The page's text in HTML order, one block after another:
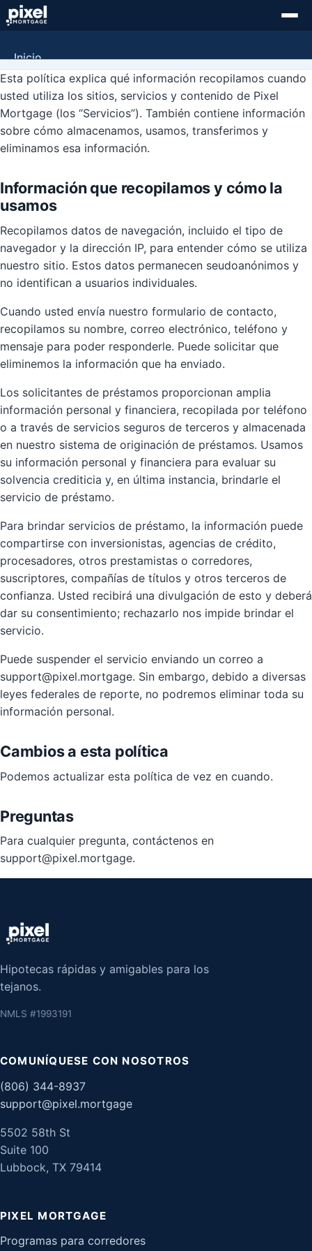
Inicio
Programas para corredores
Programas para agentes
Contacto
Esta política explica qué información recopilamos cuando
usted utiliza los sitios, servicios y contenido de Pixel
Mortgage (los “Servicios”). También contiene información
sobre cómo almacenamos, usamos, transferimos y
eliminamos esa información.
Información que recopilamos y cómo la
usamos
Recopilamos datos de navegación, incluido el tipo de
navegador y la dirección IP, para entender cómo se utiliza
nuestro sitio. Estos datos permanecen seudoanónimos y
no identifican a usuarios individuales.
Cuando usted envía nuestro formulario de contacto,
recopilamos su nombre, correo electrónico, teléfono y
mensaje para poder responderle. Puede solicitar que
eliminemos la información que ha enviado.
Los solicitantes de préstamos proporcionan amplia
información personal y financiera, recopilada por teléfono
o a través de servicios seguros de terceros y almacenada
en nuestro sistema de originación de préstamos. Usamos
su información personal y financiera para evaluar su
solvencia crediticia y, en última instancia, brindarle el
servicio de préstamo.
Para brindar servicios de préstamo, la información puede
compartirse con inversionistas, agencias de crédito,
procesadores, otros prestamistas o corredores,
suscriptores, compañías de títulos y otros terceros de
confianza. Usted recibirá una divulgación de esto y deberá
dar su consentimiento; rechazarlo nos impide brindar el
servicio.
Puede suspender el servicio enviando un correo a
support@pixel.mortgage. Sin embargo, debido a diversas
leyes federales de reporte, no podremos eliminar toda su
información personal.
Cambios a esta política
Podemos actualizar esta política de vez en cuando.
Preguntas
Para cualquier pregunta, contáctenos en
support@pixel.mortgage.
Hipotecas rápidas y amigables para los
tejanos.
NMLS #1993191
COMUNÍQUESE CON NOSOTROS
(806) 344-8937
support@pixel.mortgage
5502 58th St
Suite 100
Lubbock, TX 79414
PIXEL MORTGAGE
Programas para corredores